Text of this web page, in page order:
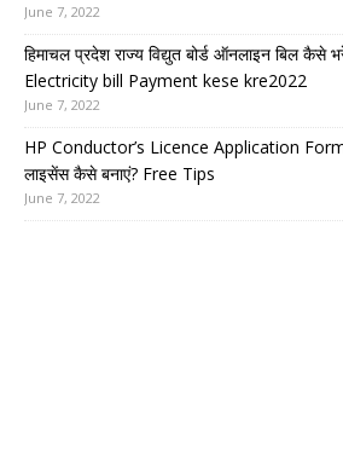
June 7, 2022
हिमाचल प्रदेश राज्य विद्युत बोर्ड ऑनलाइन बिल
Electricity bill Payment kese kre2022
June 7, 2022
HP Conductor’s Licence Application
लाइसेंस कैसे बनाएं? Free Tips
June 7, 2022